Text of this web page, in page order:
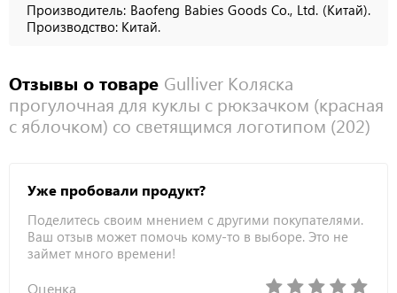
Производитель: Baofeng Babies Goods Co., Ltd. (Китай).
Производство: Китай.
Отзывы о товаре Gulliver Коляска
прогулочная для куклы с рюкзачком (красная
с яблочком) со светящимся логотипом (202)
Уже пробовали продукт?
Поделитесь своим мнением с другими покупателями.
Ваш отзыв может помочь кому-то в выборе. Это не
займет много времени!
Оценка